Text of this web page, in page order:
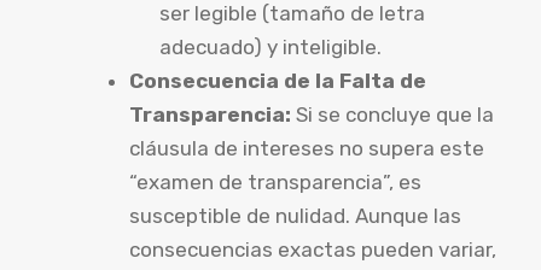
ser legible (tamaño de letra
adecuado) y inteligible.
Consecuencia de la Falta de
Transparencia: Si se concluye que la
cláusula de intereses no supera este
“examen de transparencia”, es
susceptible de nulidad. Aunque las
consecuencias exactas pueden variar,